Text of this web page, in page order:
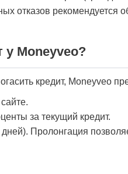
отказов рекомендуется
у Moneyveo?
кредит, Moneyveo
за текущий кредит.
Пролонгация